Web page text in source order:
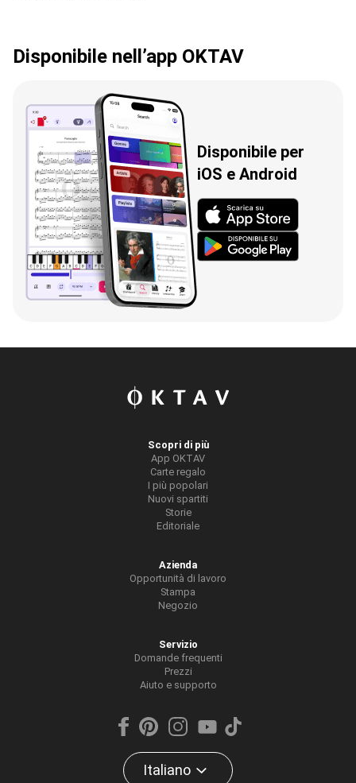
Disponibile nell’app OKTAV
Disponibile per
iOS e Android
Scopri di più
App OKTAV
Carte regalo
I più popolari
Nuovi spartiti
Storie
Editoriale
Azienda
Opportunità di lavoro
Stampa
Negozio
Servizio
Domande frequenti
Prezzi
Aiuto e supporto
Italiano